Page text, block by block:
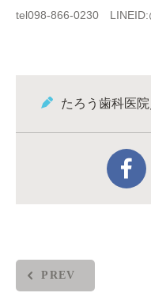
tel098-866-0230
たろう歯科医
PREV